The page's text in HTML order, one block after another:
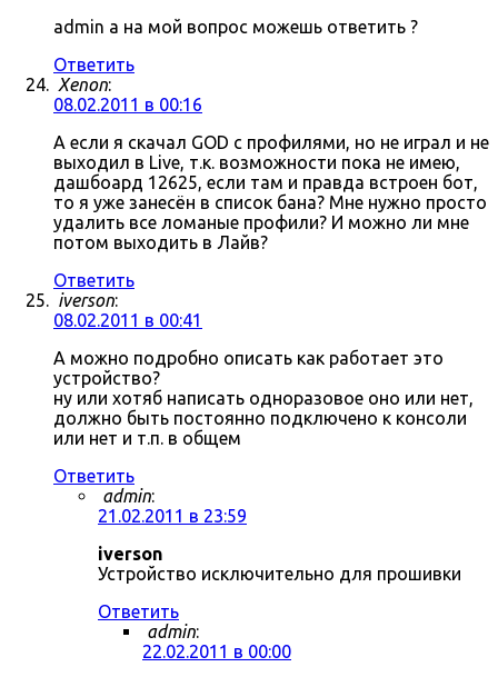
admin а на мой вопрос можешь ответить ?
Ответить
Xenon:
08.02.2011 в 00:16
А если я скачал GOD с профилями, но не играл и не
выходил в Live, т.к. возможности пока не имею,
дашбоард 12625, если там и правда встроен бот,
то я уже занесён в список бана? Мне нужно просто
удалить все ломаные профили? И можно ли мне
потом выходить в Лайв?
Ответить
iverson:
08.02.2011 в 00:41
А можно подробно описать как работает это
устройство?
ну или хотяб написать одноразовое оно или нет,
должно быть постоянно подключено к консоли
или нет и т.п. в общем
Ответить
admin:
21.02.2011 в 23:59
iverson
Устройство исключительно для прошивки
Ответить
admin:
22.02.2011 в 00:00